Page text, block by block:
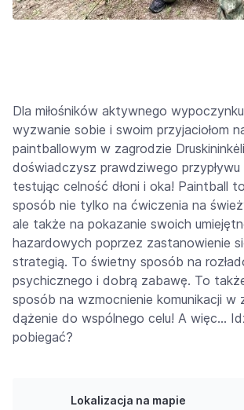
Dla miłośników aktywnego
wyzwanie sobie i swoim przyjaciołom
paintballowym w zagrodzie
doświadczysz prawdziwego przypływu
testując celność dłoni i oka! Paintball
sposób nie tylko na ćwiczenia na
ale także na pokazanie swoich
hazardowych poprzez zastanowienie
strategią. To świetny sposób na
psychicznego i dobrą zabawę. To
sposób na wzmocnienie komunikacji w
dążenie do wspólnego celu! A więc…
pobiegać?
Lokalizacja na mapie